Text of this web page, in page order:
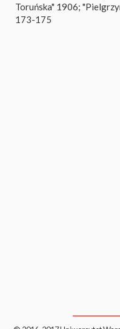
Toruńska" 1906;
173-175